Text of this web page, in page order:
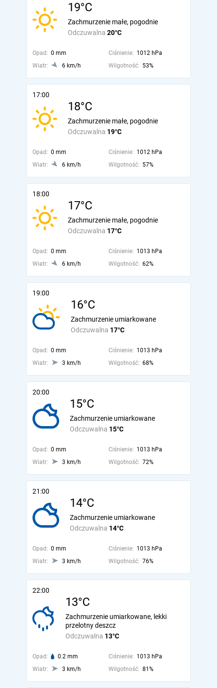
19°C
Odczuwalna 20°C
Zachmurzenie małe, pogodnie
Opad: 0 mm Ciśnienie: 1012 hPa
Wiatr:
6 km/h Wilgotność: 53%
17:00
18°C
Odczuwalna 19°C
Zachmurzenie małe, pogodnie
Opad: 0 mm Ciśnienie: 1012 hPa
Wiatr:
6 km/h Wilgotność: 57%
18:00
17°C
Odczuwalna 17°C
Zachmurzenie małe, pogodnie
Opad: 0 mm Ciśnienie: 1013 hPa
Wiatr:
6 km/h Wilgotność: 62%
19:00
16°C
Odczuwalna 17°C
Zachmurzenie umiarkowane
Opad: 0 mm Ciśnienie: 1013 hPa
Wiatr:
3 km/h Wilgotność: 68%
20:00
15°C
Odczuwalna 15°C
Zachmurzenie umiarkowane
Opad: 0 mm Ciśnienie: 1013 hPa
Wiatr:
3 km/h Wilgotność: 72%
21:00
14°C
Odczuwalna 14°C
Zachmurzenie umiarkowane
Opad: 0 mm Ciśnienie: 1013 hPa
Wiatr:
3 km/h Wilgotność: 76%
22:00
13°C
Odczuwalna 13°C
Zachmurzenie umiarkowane, lekki
przelotny deszcz
Opad: 0.2 mm Ciśnienie: 1013 hPa
Wiatr:
3 km/h Wilgotność: 81%